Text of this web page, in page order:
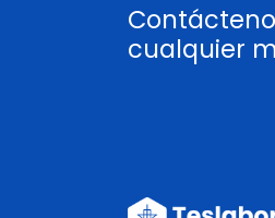
cualquier